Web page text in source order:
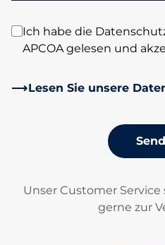
Ich habe die
APCOA gelesen und
Lesen Sie unsere
Unser Customer
gerne zur